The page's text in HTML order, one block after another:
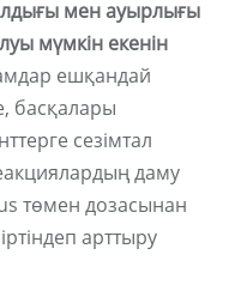
мен ауырлығы
мүмкін екенін
ешқандай
басқалары
сезімтал
даму
төмен дозасынан
арттыру